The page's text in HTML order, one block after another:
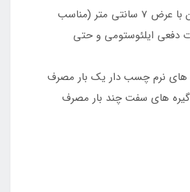
دهانه خروجی پهن با عرض 7 سانتی متر (مناسب
دفعی ایلئوستومی و حتی
های نرم چسب دار یک بار مصرف
گیره های سفت چند بار مصرف